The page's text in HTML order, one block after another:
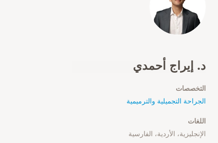
د. إيراج أحمدي
التخصصات
الجراحة التجميلية والترميمية
اللغات
الإنجليزية، الأردية، الفارسية